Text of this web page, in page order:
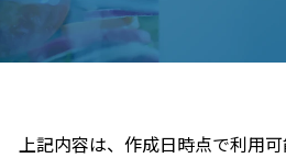
上記内容は、作成日時点で利用